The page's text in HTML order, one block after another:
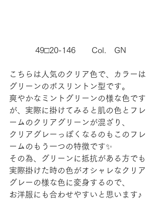
49□20-146　　Col.　GN
こちらは人気のクリア色で、カラーは
グリーンのボスリントン型です。
爽やかなミントグリーンの様な色です
が、実際に掛けてみると肌の色とフレ
ームのクリアグリーンが混ざり、
クリアグレーっぽくなるのもこのフレ
ームのもう一つの特徴です✨
その為、グリーンに抵抗がある方でも
実際掛けた時の色がオシャレなクリア
グレーの様な色に変身するので、
お洋服にも合わせやすいと思います♪